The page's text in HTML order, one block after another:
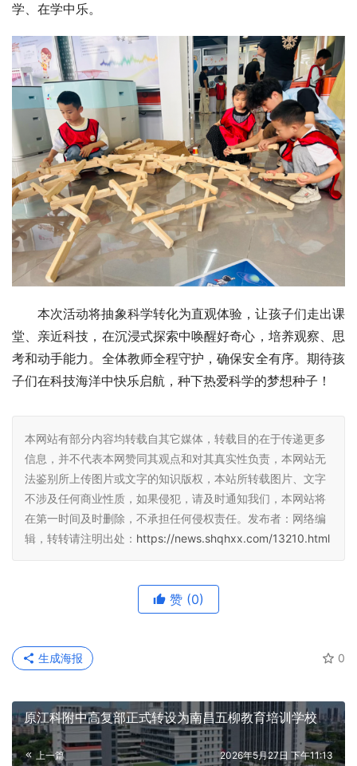
学、在学中乐。
本次活动将抽象科学转化为直观体验，让孩子们走出课
堂、亲近科技，在沉浸式探索中唤醒好奇心，培养观察、思
考和动手能力。全体教师全程守护，确保安全有序。期待孩
子们在科技海洋中快乐启航，种下热爱科学的梦想种子！
本网站有部分内容均转载自其它媒体，转载目的在于传递更多
信息，并不代表本网赞同其观点和对其真实性负责，本网站无
法鉴别所上传图片或文字的知识版权，本站所转载图片、文字
不涉及任何商业性质，如果侵犯，请及时通知我们，本网站将
在第一时间及时删除，不承担任何侵权责任。发布者：网络编
辑，转转请注明出处： https://news.shqhxx.com/13210.html
赞 (0)
0
生成海报
原江科附中高复部正式转设为南昌五柳教育培训学校
上一篇 2026年5月27日 下午11:13